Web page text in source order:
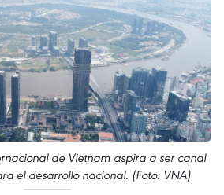
de Vietnam aspira a ser canal
el desarrollo nacional. (Foto: VNA)